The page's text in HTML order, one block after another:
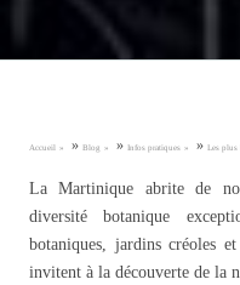
Accueil » Blog » Infos pratiques » Les plus
La Martinique abrite de
diversité botanique
botaniques, jardins créoles et
invitent à la découverte de la